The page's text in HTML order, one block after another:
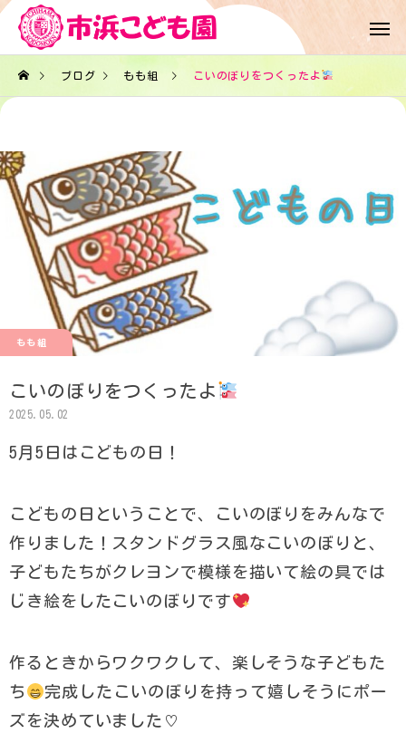
ブログ もも組 こいのぼりをつくったよ
もも組
こいのぼりをつくったよ
2025.05.02
5月5日はこどもの日！
こどもの日ということで、こいのぼりをみんなで
作りました！スタンドグラス風なこいのぼりと、
子どもたちがクレヨンで模様を描いて絵の具では
じき絵をしたこいのぼりです
作るときからワクワクして、楽しそうな子どもた
ち
完成したこいのぼりを持って嬉しそうにポー
ズを決めていました♡